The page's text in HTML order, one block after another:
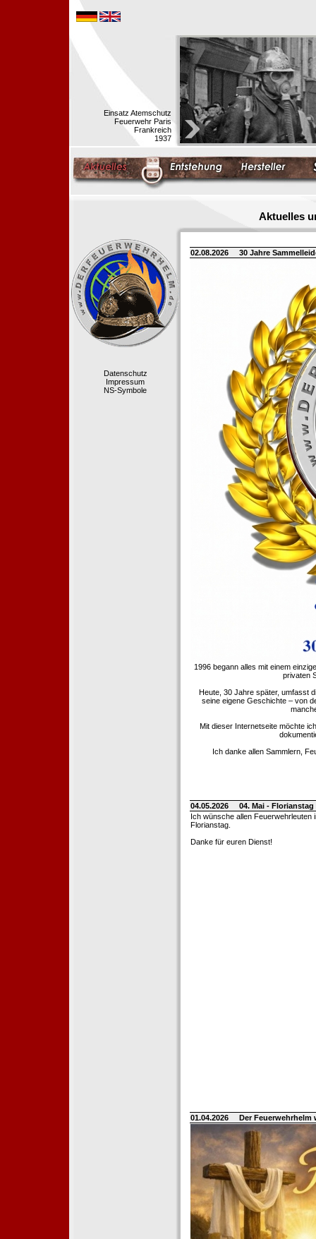
Einsatz Atemschutz
Feuerwehr Paris
Frankreich
1937
Aktuelles
Datenschutz
Impressum
NS-Symbole
02.08.2026 30 Jahre
1996 begann alles mit einem
privaten
Heute, 30 Jahre später, umfasst
seine eigene Geschichte – von
Mit dieser Internetseite möchte
Ich danke allen Sammlern,
04.05.2026
04. Mai -
Ich wünsche allen Feuerwehrleuten
Florianstag.
Danke für euren Dienst!
01.04.2026 Der